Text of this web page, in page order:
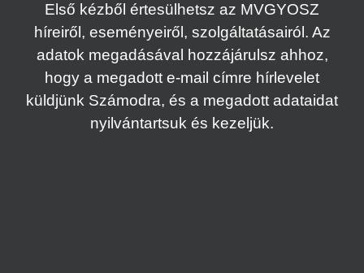
Első kézből értesülhetsz az MVGYOSZ
híreiről, eseményeiről, szolgáltatásairól. Az
adatok megadásával hozzájárulsz ahhoz,
hogy a megadott e-mail címre hírlevelet
küldjünk Számodra, és a megadott adataidat
nyilvántartsuk és kezeljük.